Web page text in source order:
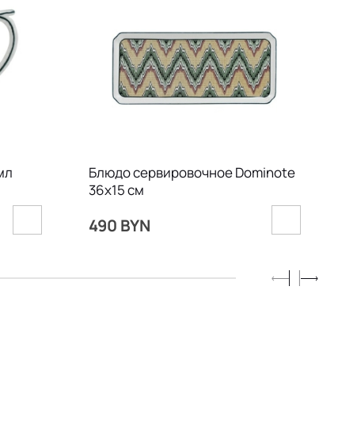
Блюдо сервировочное Dominote
36х15 см
490 BYN